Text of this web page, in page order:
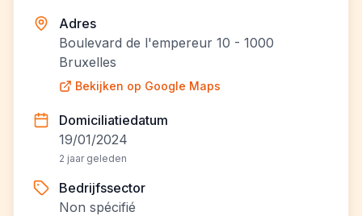
Adres
Boulevard de l'empereur 10 - 1000
Bruxelles
Bekijken op Google Maps
Domiciliatiedatum
19/01/2024
2 jaar geleden
Bedrijfssector
Non spécifié